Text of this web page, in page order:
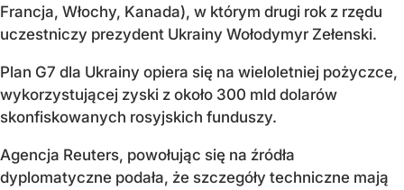
Francja, Włochy, Kanada), w którym drugi rok z rzędu
uczestniczy prezydent Ukrainy Wołodymyr Zełenski.
Plan G7 dla Ukrainy opiera się na wieloletniej pożyczce,
wykorzystującej zyski z około 300 mld dolarów
skonfiskowanych rosyjskich funduszy.
Agencja Reuters, powołując się na źródła
dyplomatyczne podała, że szczegóły techniczne mają